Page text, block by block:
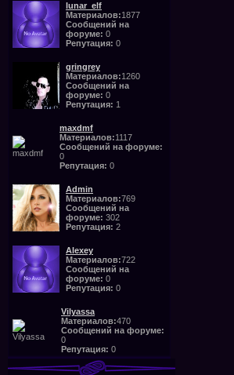
lunar_elf
Материалов:1877
Сообщений на
форуме: 0
Репутация: 0
gringrey
Материалов:1260
Сообщений на
форуме: 0
Репутация: 1
maxdmf
Материалов:1117
Сообщений на форуме:
0
Репутация: 0
Admin
Материалов:769
Сообщений на
форуме: 302
Репутация: 2
Alexey
Материалов:722
Сообщений на
форуме: 0
Репутация: 0
Vilyassa
Материалов:470
Сообщений на форуме:
0
Репутация: 0